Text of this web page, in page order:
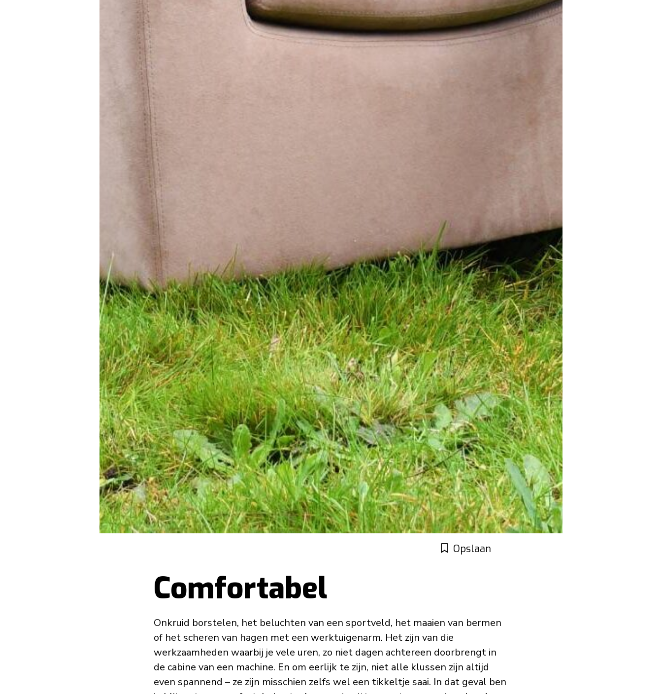
Opslaan
Comfortabel
Onkruid borstelen, het beluchten van een sportveld, het maaien van bermen
of het scheren van hagen met een werktuigenarm. Het zijn van die
werkzaamheden waarbij je vele uren, zo niet dagen achtereen doorbrengt in
de cabine van een machine. En om eerlijk te zijn, niet alle klussen zijn altijd
even spannend – ze zijn misschien zelfs wel een tikkeltje saai. In dat geval ben